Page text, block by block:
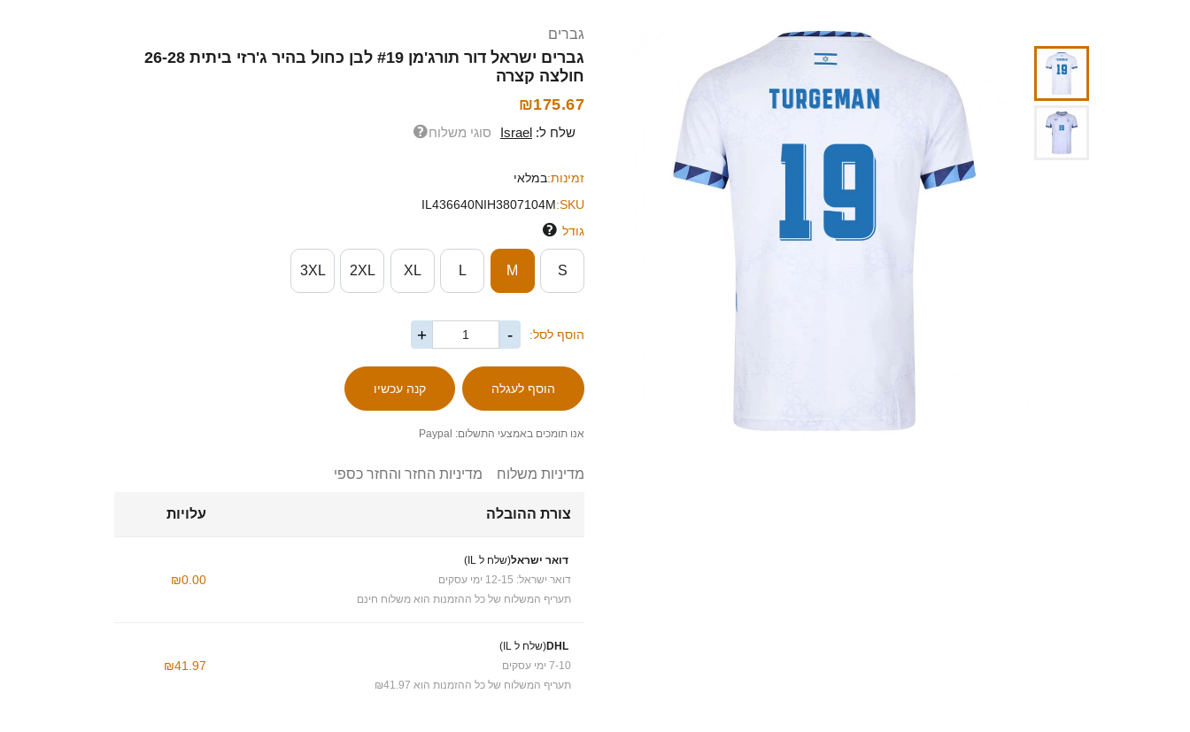
גברים
גברים ישראל דור תורג'מן #19 לבן כחול בהיר ג'רזי ביתית 26-28
חולצה קצרה
₪175.67
שלח ל: Israel סוגי משלוח
זמינות:במלאי
SKU:
IL436640NIH3807104M
גודל
S
M
L
XL
2XL
3XL
הוסף לסל: -
+
אנו תומכים באמצעי התשלום: Paypal
מדיניות משלוח מדיניות החזר והחזר כספי
צורת ההובלה עלויות
דואר ישראל(שלח ל IL)
דואר ישראל: 12-15 ימי עסקים
תעריף המשלוח של כל ההזמנות הוא משלוח חינם
₪0.00
DHL(שלח ל IL)
7-10 ימי עסקים
תעריף המשלוח של כל ההזמנות הוא ₪41.97
₪41.97